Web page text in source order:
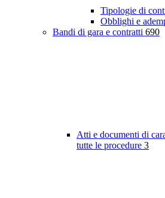
Tipologie di
Obblighi e
Bandi di gara e contratti 690
Atti e documenti di
tutte le procedure 3